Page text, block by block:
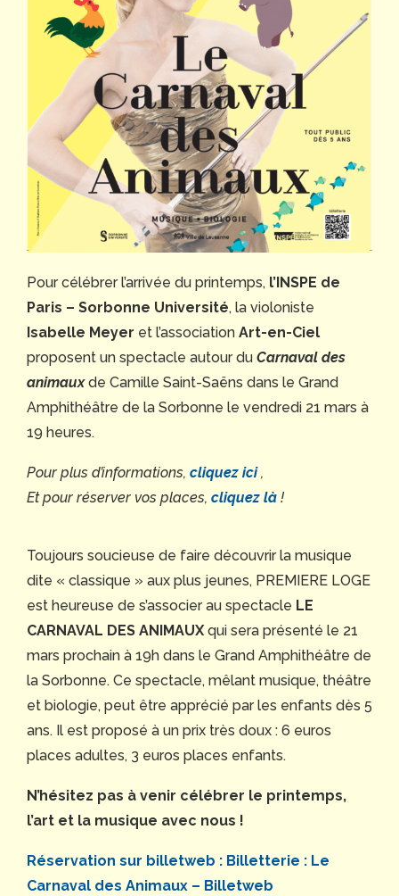
Pour célébrer l’arrivée du printemps, l’INSPE de
Paris – Sorbonne Université, la violoniste
Isabelle Meyer et l’association Art-en-Ciel
proposent un spectacle autour du Carnaval des
animauxde Camille Saint-Saëns dans le Grand
Amphithéâtre de la Sorbonne le vendredi 21 mars à
19 heures.
Pour plus d’informations, cliquez ici ,
Et pour réserver vos places, cliquez là !
Toujours soucieuse de faire découvrir la musique
dite « classique » aux plus jeunes, PREMIERE LOGE
est heureuse de s’associer au spectacle LE
CARNAVAL DES ANIMAUXqui sera présenté le 21
mars prochain à 19h dans le Grand Amphithéâtre de
la Sorbonne. Ce spectacle, mêlant musique, théâtre
et biologie, peut être apprécié par les enfants dès 5
ans. Il est proposé à un prix très doux : 6 euros
places adultes, 3 euros places enfants.
N’hésitez pas à venir célébrer le printemps,
l’art et la musique avec nous !
Réservation sur billetweb : Billetterie : Le
Carnaval des Animaux – Billetweb